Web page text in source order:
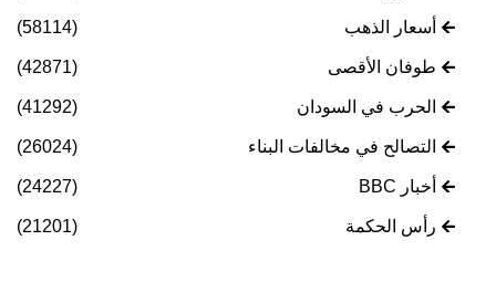
أسعار الذهب (58114)
طوفان الأقصى (42871)
الحرب في السودان (41292)
التصالح في مخالفات البناء (26024)
أخبار BBC (24227)
رأس الحكمة (21201)